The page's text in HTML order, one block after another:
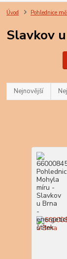
Úvod Pohlednice
Slavkov
Nejnovější